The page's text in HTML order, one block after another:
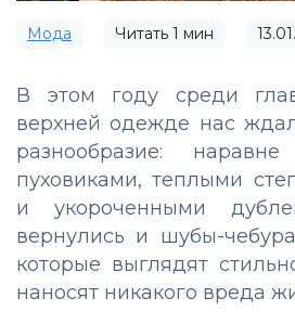
Мода Читать 1 мин
В этом году среди
верхней одежде нас
разнообразие:
пуховиками, теплыми
и укороченными
вернулись и шубы-
которые выглядят
наносят никакого вреда